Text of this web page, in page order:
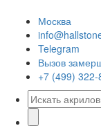
Москва
Telegram
Вызов
+7 (499)